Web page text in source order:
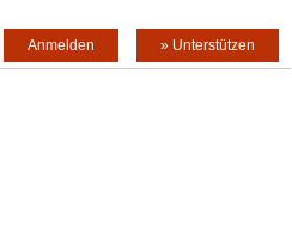
» Unterstützen
Anmelden